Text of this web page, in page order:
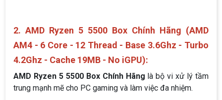
2. AMD Ryzen 5 5500 Box Chính Hãng (AMD
AM4 - 6 Core - 12 Thread - Base 3.6Ghz - Turbo
4.2Ghz - Cache 19MB - No iGPU):
AMD Ryzen 5 5500 Box Chính Hãng là bộ vi xử lý tầm
trung mạnh mẽ cho PC gaming và làm việc đa nhiệm.